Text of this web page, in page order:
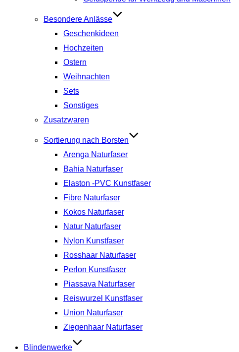
Besondere Anlässe
Geschenkideen
Hochzeiten
Ostern
Weihnachten
Sets
Sonstiges
Zusatzwaren
Sortierung nach Borsten
Arenga Naturfaser
Bahia Naturfaser
Elaston -PVC Kunstfaser
Fibre Naturfaser
Kokos Naturfaser
Natur Naturfaser
Nylon Kunstfaser
Rosshaar Naturfaser
Perlon Kunstfaser
Piassava Naturfaser
Reiswurzel Kunstfaser
Union Naturfaser
Ziegenhaar Naturfaser
Blindenwerke